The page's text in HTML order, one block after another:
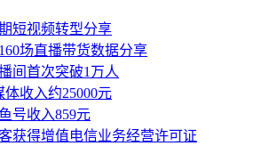
短视频转型分享
场直播带货数据分享
间首次突破1万人
体收入约25000元
号收入859元
获得增值电信业务经营许可证